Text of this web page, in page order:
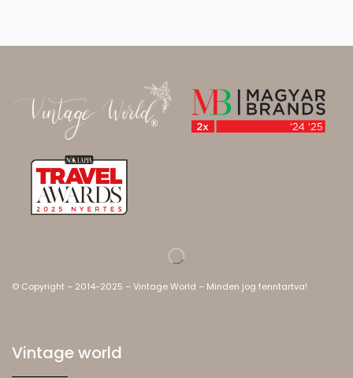
© Copyright – 2014-2025 – Vintage World – Minden jog fenntartva!
Vintage world